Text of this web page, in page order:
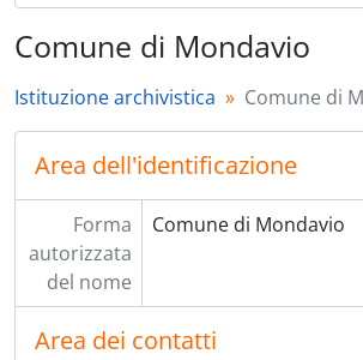
Comune di Mondavio
Istituzione archivistica Comune di
Area dell'identificazione
Forma
autorizzata
del nome
Comune di Mondavio
Area dei contatti